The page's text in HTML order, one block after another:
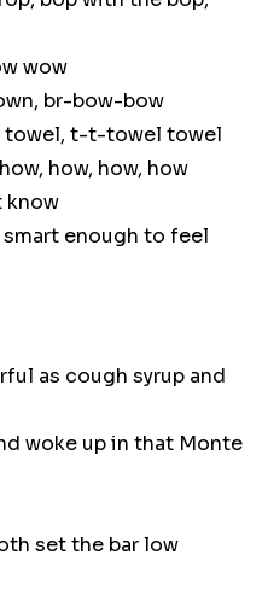
wow
br-bow-bow
towel, t-t-towel towel
how, how, how
know
enough to feel
as cough syrup and
woke up in that Monte
set the bar low